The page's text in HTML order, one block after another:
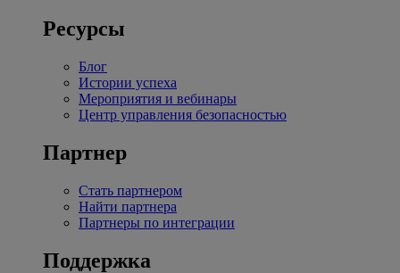
Ресурсы
Блог
Истории успеха
Мероприятия и вебинары
Центр управления безопасностью
Партнер
Стать партнером
Найти партнера
Партнеры по интеграции
Поддержка